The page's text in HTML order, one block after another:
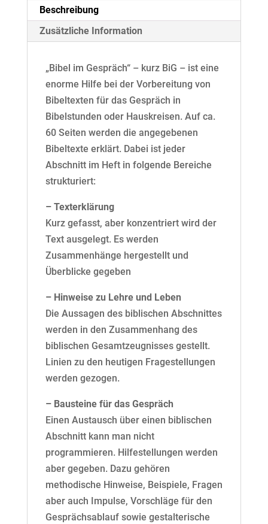
Auszügen
-
Psalm
Menge
Beschreibung
Zusätzliche Information
„Bibel im Gespräch“ – kurz BiG – ist eine
enorme Hilfe bei der Vorbereitung von
Bibeltexten für das Gespräch in
Bibelstunden oder Hauskreisen. Auf ca.
60 Seiten werden die angegebenen
Bibeltexte erklärt. Dabei ist jeder
Abschnitt im Heft in folgende Bereiche
strukturiert:
– Texterklärung
Kurz gefasst, aber konzentriert wird der
Text ausgelegt. Es werden
Zusammenhänge hergestellt und
Überblicke gegeben
– Hinweise zu Lehre und Leben
Die Aussagen des biblischen Abschnittes
werden in den Zusammenhang des
biblischen Gesamtzeugnisses gestellt.
Linien zu den heutigen Fragestellungen
werden gezogen.
– Bausteine für das Gespräch
Einen Austausch über einen biblischen
Abschnitt kann man nicht
programmieren. Hilfestellungen werden
aber gegeben. Dazu gehören
methodische Hinweise, Beispiele, Fragen
aber auch Impulse, Vorschläge für den
Gesprächsablauf sowie gestalterische